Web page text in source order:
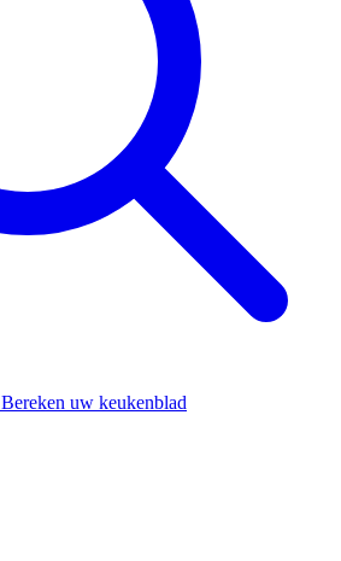
Bereken uw keukenblad